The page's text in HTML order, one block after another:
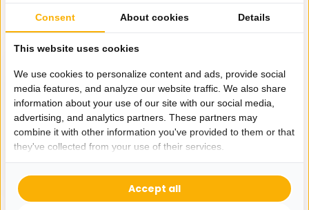
Eerder bekeken door jou
Drinkglazen
Pineapple - 180 ml -
set van 6
9,95
Consent About cookies Details
This website uses cookies
We use cookies to personalize content and ads, provide social
media features, and analyze our website traffic. We also share
information about your use of our site with our social media,
advertising, and analytics partners. These partners may
combine it with other information you've provided to them or that
they've collected from your use of their services.
Accept all